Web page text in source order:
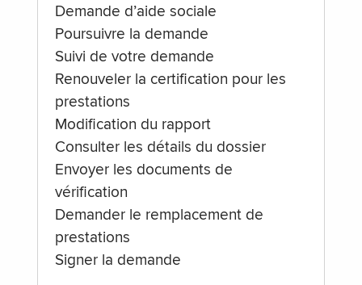
Demande d’aide sociale
Poursuivre la demande
Suivi de votre demande
Renouveler la certification pour les
prestations
Modification du rapport
Consulter les détails du dossier
Envoyer les documents de
vérification
Demander le remplacement de
prestations
Signer la demande